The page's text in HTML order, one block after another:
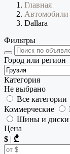
Главная
Автомобили
Dallara
Фильтры
Город или регион
Категория
Не выбрано
Все категории
Коммерческие
Шины и диски
Цена
$ | ₾